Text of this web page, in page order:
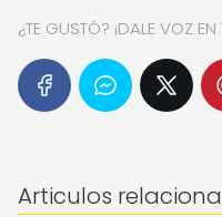
¿TE GUSTÓ? ¡DALE VOZ EN
Articulos